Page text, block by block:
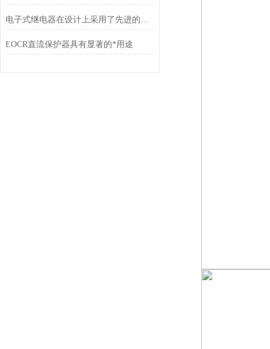
电子式继电器在设计上采用了先进的控制技术
EOCR直流保护器具有显著的*用途